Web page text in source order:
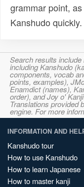
grammar point,
Kanshudo
Search results
including Kanshudo
components, vocab
points, examples),
Enamdict (names),
order), and Joy o'
Translations provided
engine. For more
INFORMATION AND
Kanshudo tour
How to use Kanshudo
How to learn Japanese
How to master kanji